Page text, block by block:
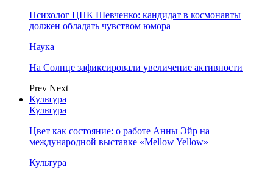
Психолог ЦПК Шевченко: кандидат в космонавты
должен обладать чувством юмора
Наука
На Солнце зафиксировали увеличение активности
Prev Next
Культура
Культура
Цвет как состояние: о работе Анны Эйр на
международной выставке «Mellow Yellow»
Культура